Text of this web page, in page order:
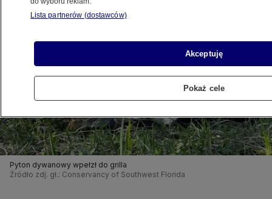
Pyton dywanowy wpełzł do grilla
Źródło zdj. gł.: Conservancy of Southwest Florida
Lista partnerów (dostawców)
Akceptuję
Pokaż cele